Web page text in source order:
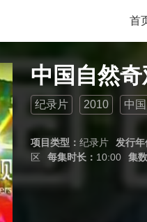
首
中国自然奇
纪录片 2010 中
项目类型： 纪录片 发行年
区
每集时长： 10:00 集